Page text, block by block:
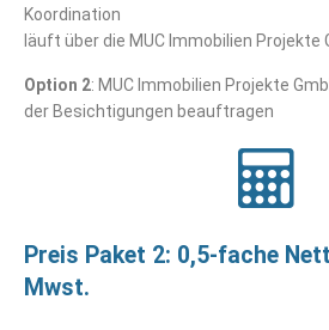
Koordination
läuft über die MUC Immobilien Projekte
Option 2: MUC Immobilien Projekte
der Besichtigungen beauftragen
Preis Paket 2: 0,5-fache
Mwst.